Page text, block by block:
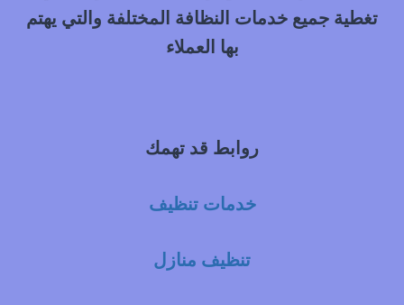
تغطية جميع خدمات النظافة المختلفة والتي يهتم
بها العملاء
روابط قد تهمك
خدمات تنظيف
تنظيف منازل